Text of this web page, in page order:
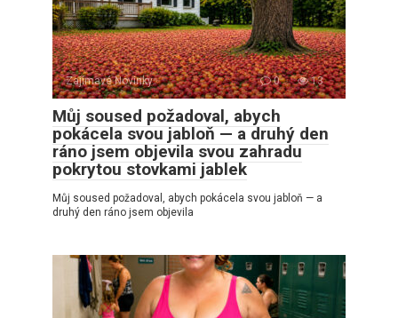
Zajímavé Novinky 0 13
Můj soused požadoval, abych
pokácela svou jabloň — a druhý den
ráno jsem objevila svou zahradu
pokrytou stovkami jablek
Můj soused požadoval, abych pokácela svou jabloň — a
druhý den ráno jsem objevila